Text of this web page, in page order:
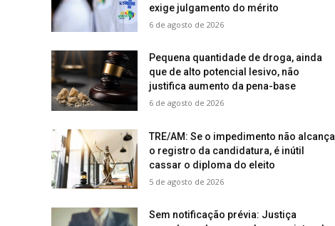
exige julgamento do mérito
6 de agosto de 2026
Pequena quantidade de droga, ainda
que de alto potencial lesivo, não
justifica aumento da pena-base
6 de agosto de 2026
TRE/AM: Se o impedimento não alcança
o registro da candidatura, é inútil
cassar o diploma do eleito
5 de agosto de 2026
Sem notificação prévia: Justiça